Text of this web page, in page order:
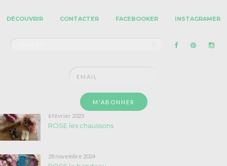
DÉCOUVRIR CONTACTER FACEBOOKER INSTAGRAMER
Search
SEARCH
6 février 2025
ROSE les chaussons
28 novembre 2024